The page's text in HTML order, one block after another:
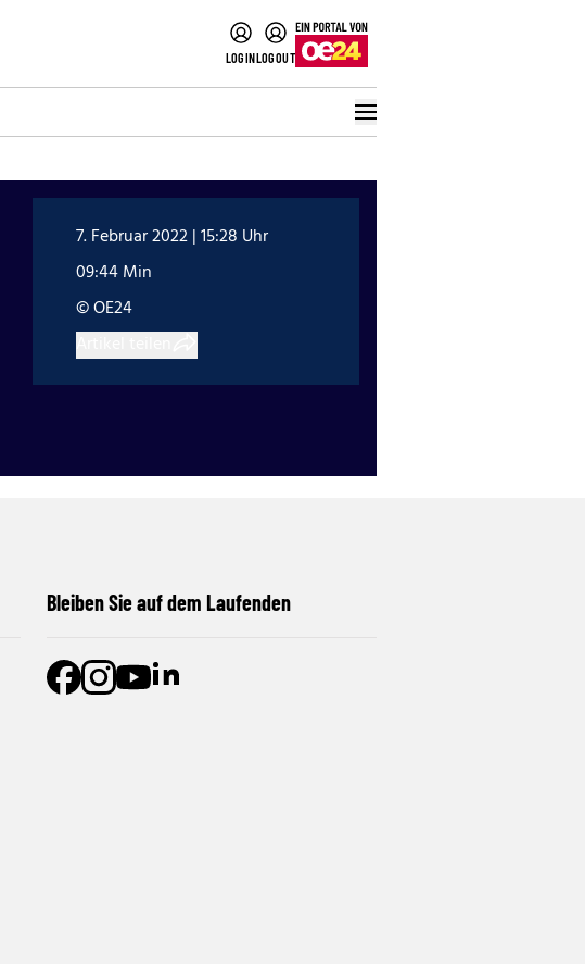
LOGINLOGOUT
7. Februar 2022 | 15:28 Uhr
09:44 Min
© OE24
Bleiben Sie auf dem Laufenden